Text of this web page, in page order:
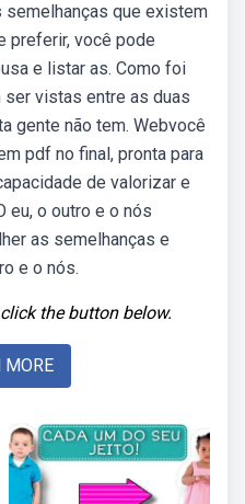
semelhanças que existem
preferir, você pode
e listar as. Como foi
vistas entre as duas
gente não tem. Webvocê
pdf no final, pronta para
de valorizar e
eu, o outro e o nós
as semelhanças e
e o nós.
the button below.
MORE